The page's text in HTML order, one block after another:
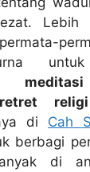
Lebih
retret
di Cah
berbagi
di